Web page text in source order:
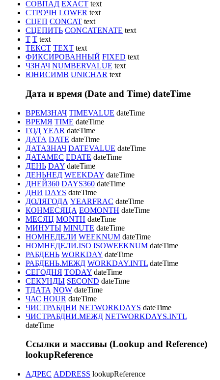
СОВПАД EXACT text
СТРОЧН LOWER text
СЦЕП CONCAT text
СЦЕПИТЬ CONCATENATE text
Т T text
ТЕКСТ TEXT text
ФИКСИРОВАННЫЙ FIXED text
ЧЗНАЧ NUMBERVALUE text
ЮНИСИМВ UNICHAR text
Дата и время (Date and Time) dateTime
ВРЕМЗНАЧ TIMEVALUE dateTime
ВРЕМЯ TIME dateTime
ГОД YEAR dateTime
ДАТА DATE dateTime
ДАТАЗНАЧ DATEVALUE dateTime
ДАТАМЕС EDATE dateTime
ДЕНЬ DAY dateTime
ДЕНЬНЕД WEEKDAY dateTime
ДНЕЙ360 DAYS360 dateTime
ДНИ DAYS dateTime
ДОЛЯГОДА YEARFRAC dateTime
КОНМЕСЯЦА EOMONTH dateTime
МЕСЯЦ MONTH dateTime
МИНУТЫ MINUTE dateTime
НОМНЕДЕЛИ WEEKNUM dateTime
НОМНЕДЕЛИ.ISO ISOWEEKNUM dateTime
РАБДЕНЬ WORKDAY dateTime
РАБДЕНЬ.МЕЖД WORKDAY.INTL dateTime
СЕГОДНЯ TODAY dateTime
СЕКУНДЫ SECOND dateTime
ТДАТА NOW dateTime
ЧАС HOUR dateTime
ЧИСТРАБДНИ NETWORKDAYS dateTime
ЧИСТРАБДНИ.МЕЖД NETWORKDAYS.INTL
dateTime
Ссылки и массивы (Lookup and Reference)
lookupReference
АДРЕС ADDRESS lookupReference